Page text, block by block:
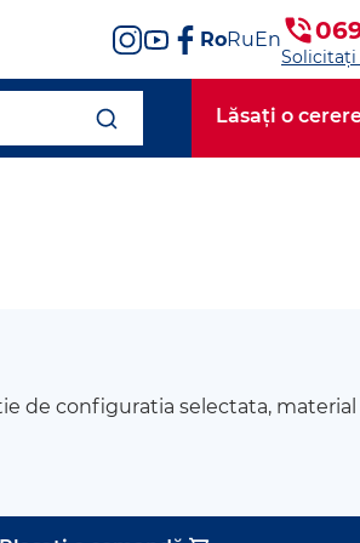
RoRuEn
Solicitați
Lăsați o
de configuratia selectata, material